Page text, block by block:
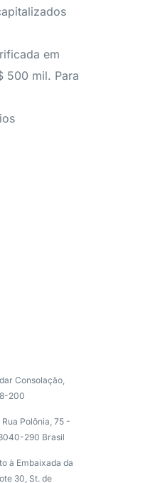
em
500 mil. Para
Consolação,
200
Polônia, 75 -
290 Brasil
à Embaixada da
30, St. de